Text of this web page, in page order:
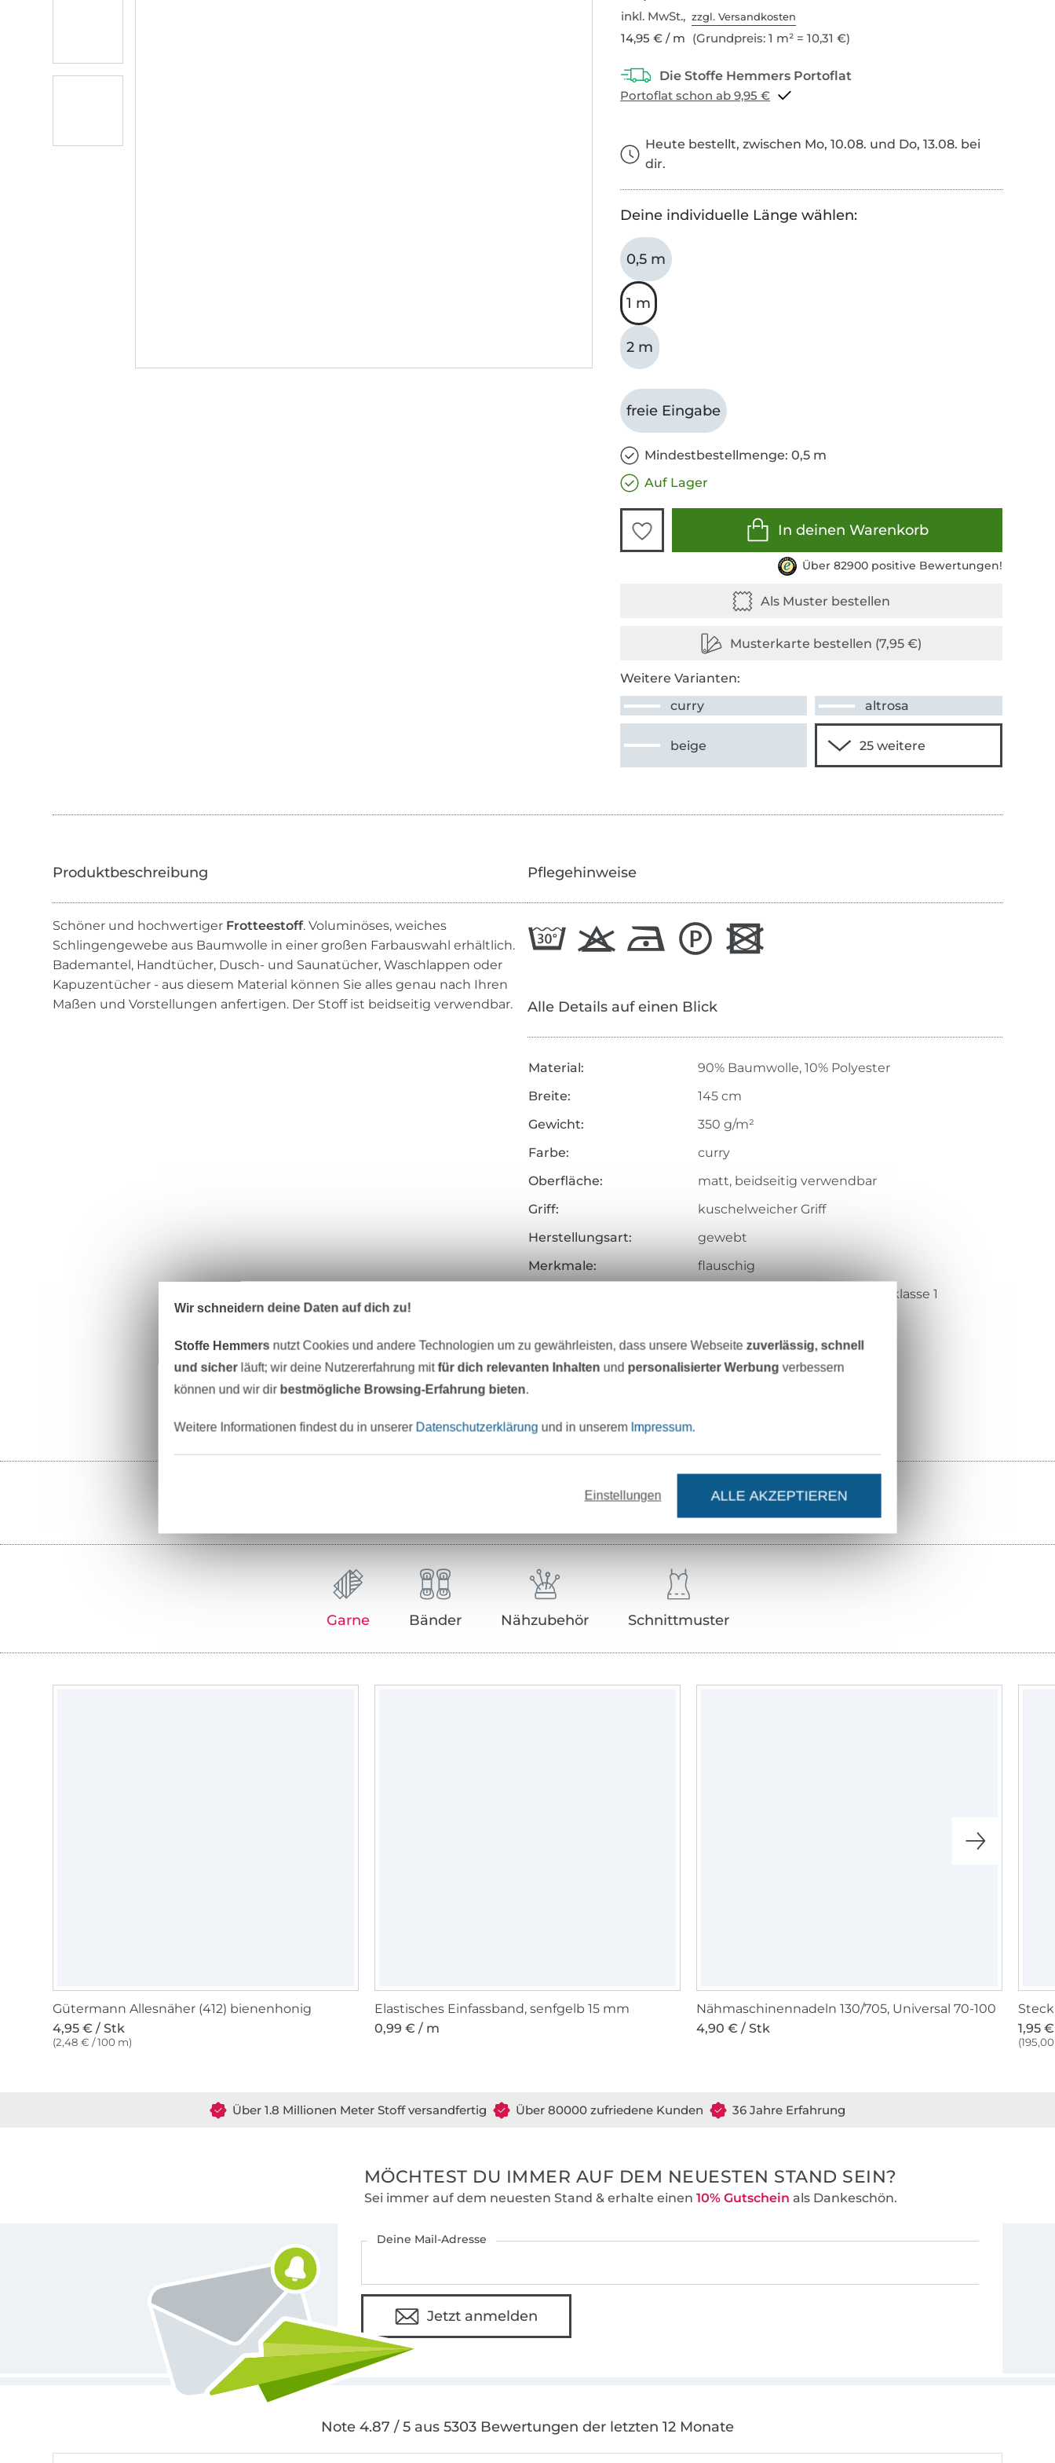
inkl. MwSt.,zzgl. Versandkosten
14,95 € / m (Grundpreis: 1 m² = 10,31 €)
Portoflat schon ab 9,95 €
Heute bestellt, zwischen Mo, 10.08. und Do, 13.08. bei
dir.
Deine individuelle Länge wählen:
0,5 m
1 m
2 m
freie Eingabe
Mindestbestellmenge: 0,5 m
Auf Lager
In deinen Warenkorb
Über 82900 positive Bewertungen!
Weitere Varianten:
curry
altrosa
beige
Schöner und hochwertiger Frotteestoff. Voluminöses, weiches
Schlingengewebe aus Baumwolle in einer großen Farbauswahl erhältlich.
Bademantel, Handtücher, Dusch- und Saunatücher, Waschlappen oder
Kapuzentücher - aus diesem Material können Sie alles genau nach Ihren
Maßen und Vorstellungen anfertigen. Der Stoff ist beidseitig verwendbar.
Pflegehinweise
Alle Details auf einen Blick
Material:
90% Baumwolle, 10% Polyester
Breite:
145 cm
Gewicht:
350 g/m²
Farbe:
curry
Oberfläche:
matt, beidseitig verwendbar
Griff:
kuschelweicher Griff
Herstellungsart:
gewebt
Merkmale:
flauschig
Öko-Tex-Standard 100 Produktklasse 1
Zertifikatsnummer:
1802023
RS0006-037
Unser Tipp: Das passt dazu
Garne Bänder Nähzubehör Schnittmuster
Gütermann Allesnäher (412) bienenhonig
4,95 € / Stk
(2,48 € / 100 m)
Elastisches Einfassband, senfgelb 15 mm
0,99 € / m
Nähmaschinennadeln 130/705, Universal 70-100
4,90 € / Stk
1,95
Über 1.8 Millionen Meter Stoff versandfertig Über 80000 zufriedene Kunden 36 Jahre Erfahrung
MÖCHTEST DU IMMER AUF DEM NEUESTEN STAND SEIN?
Sei immer auf dem neuesten Stand & erhalte einen 10% Gutschein als Dankeschön.
Deine Mail-Adresse
Jetzt anmelden
Note 4.87 / 5 aus 5303 Bewertungen der letzten 12 Monate
Wir schneidern deine Daten auf dich zu!
Stoffe Hemmers nutzt Cookies und andere Technologien um zu gewährleisten, dass unsere Webseitezuverlässig, schnell
und sicherläuft; wir deine Nutzererfahrung mitfür dich relevanten Inhalten und personalisierter Werbung verbessern
können und wir dir bestmögliche Browsing-Erfahrung bieten.
Weitere Informationen findest du in unserer Datenschutzerklärung und in unserem Impressum.
Einstellungen ALLE AKZEPTIEREN